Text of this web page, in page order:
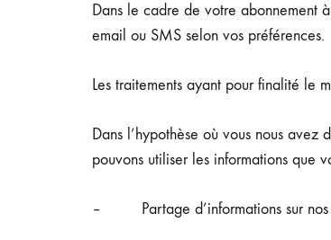
Dans le cadre de votre abonnement
email ou SMS selon vos
Les traitements ayant pour finalité le
Dans l’hypothèse où vous nous
pouvons utiliser les informations que
– Partage d’informations sur nos